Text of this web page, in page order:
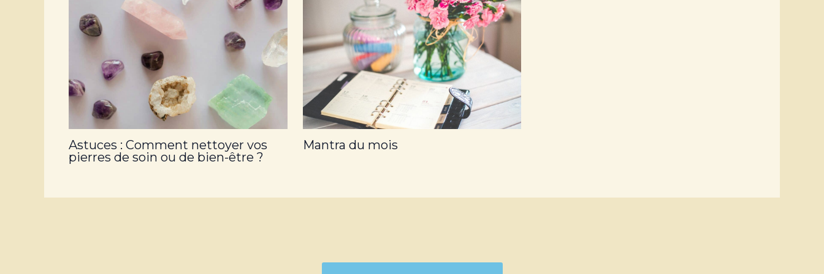
Astuces : Comment nettoyer vos
pierres de soin ou de bien-être ?
Mantra du mois